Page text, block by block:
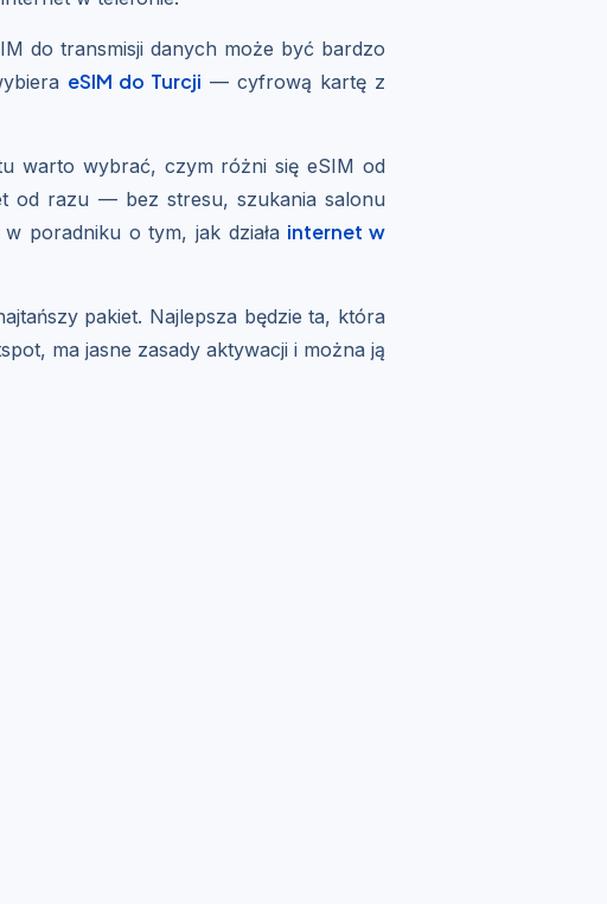
do transmisji danych może być bardzo
eSIM do Turcji — cyfrową kartę z
warto wybrać, czym różni się eSIM od
od razu — bez stresu, szukania salonu
poradniku o tym, jak działa internet w
pakiet. Najlepsza będzie ta, która
ma jasne zasady aktywacji i można ją